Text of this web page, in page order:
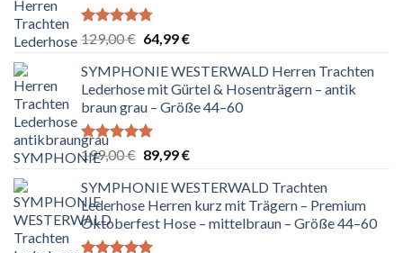
Bewertet
4.75
von 5
129,00€ Ursprünglicher
war:
129,00 €
64,99€Aktueller
ist:
64,99 €.
SYMPHONIE WESTERWALD Herren Trachten
Lederhose mit Gürtel & Hosenträgern – antik
braun grau – Größe 44–60
Bewertet
mit 5.00
von 5
199,00€ Ursprünglicher
war:
199,00 €
89,99€Aktueller
ist:
89,99 €.
SYMPHONIE WESTERWALD Trachten
Lederhose Herren kurz mit Trägern – Premium
Oktoberfest Hose – mittelbraun – Größe 44–60